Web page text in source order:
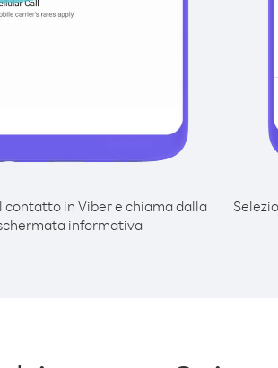
contatto in Viber e chiama dalla
informativa